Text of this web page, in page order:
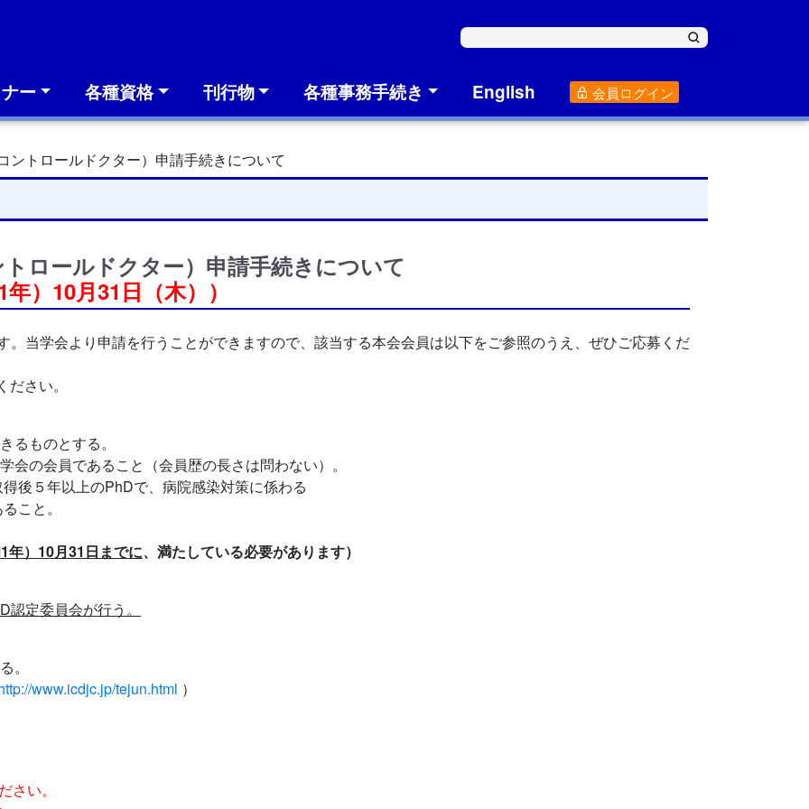
ー 各種資格 刊行物 各種事務手続き English 会員ログイン
ントロールドクター）申請手続きについて
ロールドクター）申請手続きについて
）10月31日（木））
当学会より申請を行うことができますので、該当する本会会員は以下をご参照のうえ、ぜひご応募くだ
さい。
るものとする。
の会員であること（会員歴の長さは問わない）。
後５年以上のPhDで、病院感染対策に係わる
こと。
年）10月31日までに、満たしている必要があります）
定委員会が行う。
。
www.icdjc.jp/tejun.html ）
い。